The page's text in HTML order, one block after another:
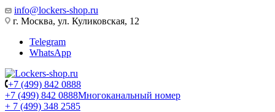
info@lockers-shop.ru
г. Москва, ул. Куликовская, 12
Telegram
WhatsApp
+7 (499) 842 0888
+7 (499) 842 0888Многоканальный номер
+ 7 (499) 348 2585